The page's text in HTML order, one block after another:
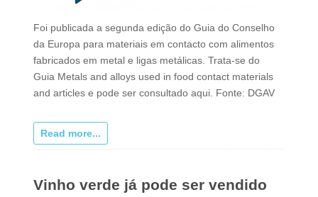
Foi publicada a segunda edição do Guia do Conselho
da Europa para materiais em contacto com alimentos
fabricados em metal e ligas metálicas. Trata-se do
Guia Metals and alloys used in food contact materials
and articles e pode ser consultado aqui. Fonte: DGAV
Read more...
Vinho verde já pode ser vendido